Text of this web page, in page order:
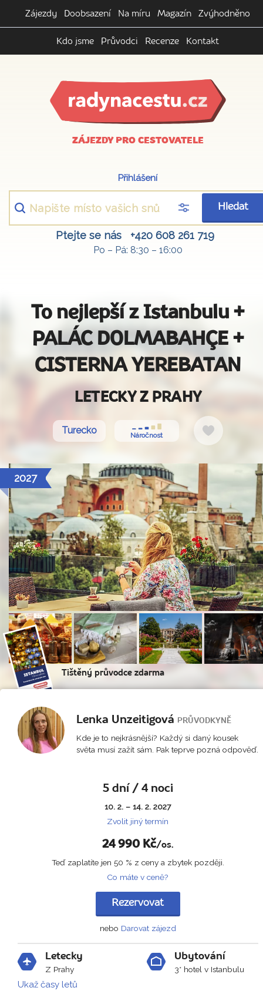
Zájezdy Doobsazení Na míru Magazín Zvýhodněno
Kdo jsme Průvodci Recenze Kontakt
ZÁJEZDY PRO CESTOVATELE
Přihlášení
Hledat
Ptejte se nás +420 608 261 719
Po – Pá: 8:30 – 16:00
To nejlepší z Istanbulu +
PALÁC DOLMABAHÇE +
CISTERNA YEREBATAN
LETECKY Z PRAHY
Turecko Náročnost
Do
oblíbených
2027
Tištěný průvodce zdarma
Lenka Unzeitigová PRŮVODKYNĚ
Kde je to nejkrásnější? Každý si daný kousek
světa musí zažít sám. Pak teprve pozná odpověď.
5 dní / 4 noci
10. 2. – 14. 2. 2027
Zvolit jiný termín
24 990 Kč/os.
Teď zaplatíte jen 50 % z ceny a zbytek později.
Co máte v ceně?
Rezervovat
nebo Darovat zájezd
Letecky
Z Prahy
Ukaž časy letů
Ubytování
3* hotel v Istanbulu